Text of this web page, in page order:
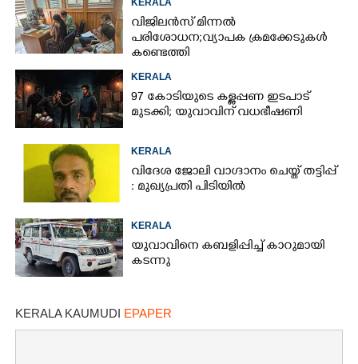
വിജിലൻസ് മിന്നൽ
പരിശോധന; വ്യാപക ക്രമക്കേടുകൾ
കണ്ടെത്തി
KERALA
97 കോടിയുടെ കള്ളപ്പണ ഇടപാട്
മുടക്കി; യുവാവിന് വധഭീഷണി
KERALA
വിദേശ ജോലി വാഗ്ദാനം ചെയ്ത് തട്ടിപ്പ്
: മുഖ്യപ്രതി പിടിയിൽ
KERALA
യുവാവിനെ കബളിപ്പിച്ച് കാറുമായി
കടന്നു
KERALA KAUMUDI EPAPER